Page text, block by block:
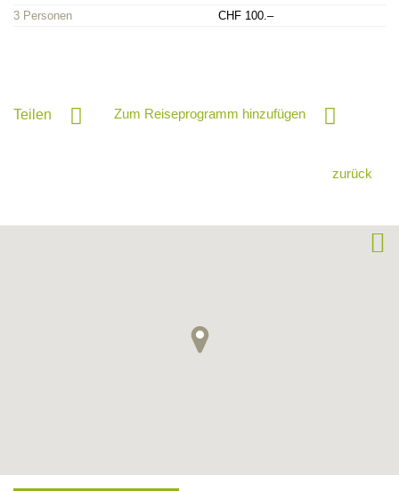
3 Personen
CHF 100.–
Teilen Zum Reiseprogramm hinzufügen
zurück